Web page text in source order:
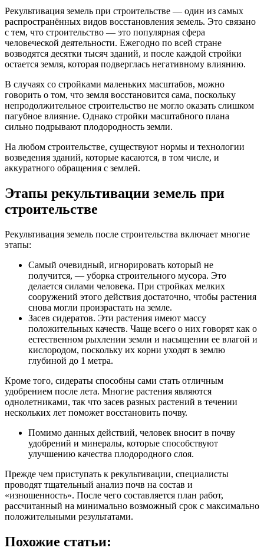
Рекультивация земель при строительстве ― один из самых
распространённых видов восстановления земель. Это связано
с тем, что строительство ― это популярная сфера
человеческой деятельности. Ежегодно по всей стране
возводятся десятки тысяч зданий, и после каждой стройки
остается земля, которая подверглась негативному влиянию.
В случаях со стройками маленьких масштабов, можно
говорить о том, что земля восстановится сама, поскольку
непродолжительное строительство не могло оказать слишком
пагубное влияние. Однако стройки масштабного плана
сильно подрывают плодородность земли.
На любом строительстве, существуют нормы и технологии
возведения зданий, которые касаются, в том числе, и
аккуратного обращения с землей.
Этапы рекультивации земель при
строительстве
Рекультивация земель после строительства включает многие
этапы:
Самый очевидный, игнорировать который не
получится, ― уборка строительного мусора. Это
делается силами человека. При стройках мелких
сооружений этого действия достаточно, чтобы растения
снова могли произрастать на земле.
Засев сидератов. Эти растения имеют массу
положительных качеств. Чаще всего о них говорят как о
естественном рыхлении земли и насыщении ее влагой и
кислородом, поскольку их корни уходят в землю
глубиной до 1 метра.
Кроме того, сидераты способны сами стать отличным
удобрением после лета. Многие растения являются
однолетниками, так что засев разных растений в течении
нескольких лет поможет восстановить почву.
Помимо данных действий, человек вносит в почву
удобрений и минералы, которые способствуют
улучшению качества плодородного слоя.
Прежде чем приступать к рекультивации, специалисты
проводят тщательный анализ почв на состав и
«изношенность». После чего составляется план работ,
рассчитанный на минимально возможный срок с максимально
положительными результатами.
Похожие статьи: